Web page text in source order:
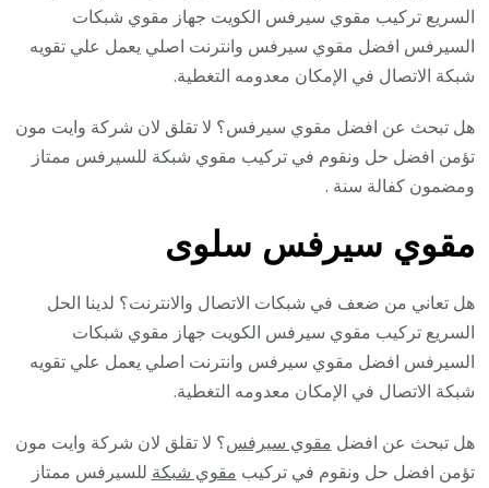
السريع تركيب مقوي سيرفس الكويت جهاز مقوي شبكات
السيرفس افضل مقوي سيرفس وانترنت اصلي يعمل علي تقويه
شبكة الاتصال في الإمكان معدومه التغطية.
هل تبحث عن افضل مقوي سيرفس؟ لا تقلق لان شركة وايت مون
تؤمن افضل حل ونقوم في تركيب مقوي شبكة للسيرفس ممتاز
ومضمون كفالة سنة .
مقوي سيرفس سلوى
هل تعاني من ضعف في شبكات الاتصال والانترنت؟ لدينا الحل
السريع تركيب مقوي سيرفس الكويت جهاز مقوي شبكات
السيرفس افضل مقوي سيرفس وانترنت اصلي يعمل علي تقويه
شبكة الاتصال في الإمكان معدومه التغطية.
هل تبحث عن افضل مقوي سيرفس؟ لا تقلق لان شركة وايت مون
تؤمن افضل حل ونقوم في تركيب مقوي شبكة للسيرفس ممتاز